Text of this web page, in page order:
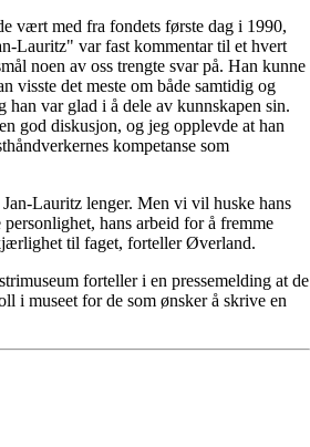
vært med fra fondets første dag i 1990,
Lauritz" var fast kommentar til et hvert
noen av oss trengte svar på. Han kunne
visste det meste om både samtidig og
han var glad i å dele av kunnskapen sin.
god diskusjon, og jeg opplevde at han
kompetanse som
Lauritz lenger. Men vi vil huske hans
hans arbeid for å fremme
til faget, forteller Øverland.
forteller i en pressemelding at de
i museet for de som ønsker å skrive en